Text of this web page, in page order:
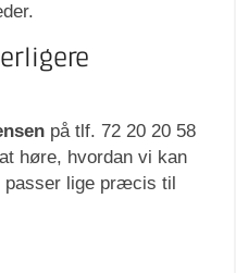
på tlf. 72 20 20 58
høre, hvordan vi kan
lige præcis til